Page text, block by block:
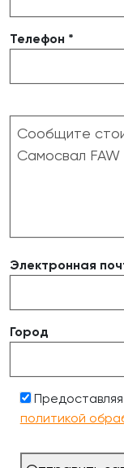
Телефон *
Электронная
Город
политикой